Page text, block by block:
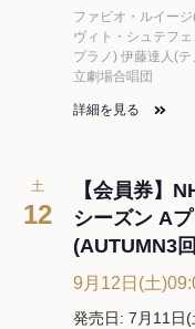
ファビオ・ルイー
ヴィト・シュテフ
プラノ) 伊藤達人(
立劇場合唱団
詳細を見る
土
12
【会員券】
シーズン A
(AUTUMN3
9月12日(土
発売日: 7月11日(